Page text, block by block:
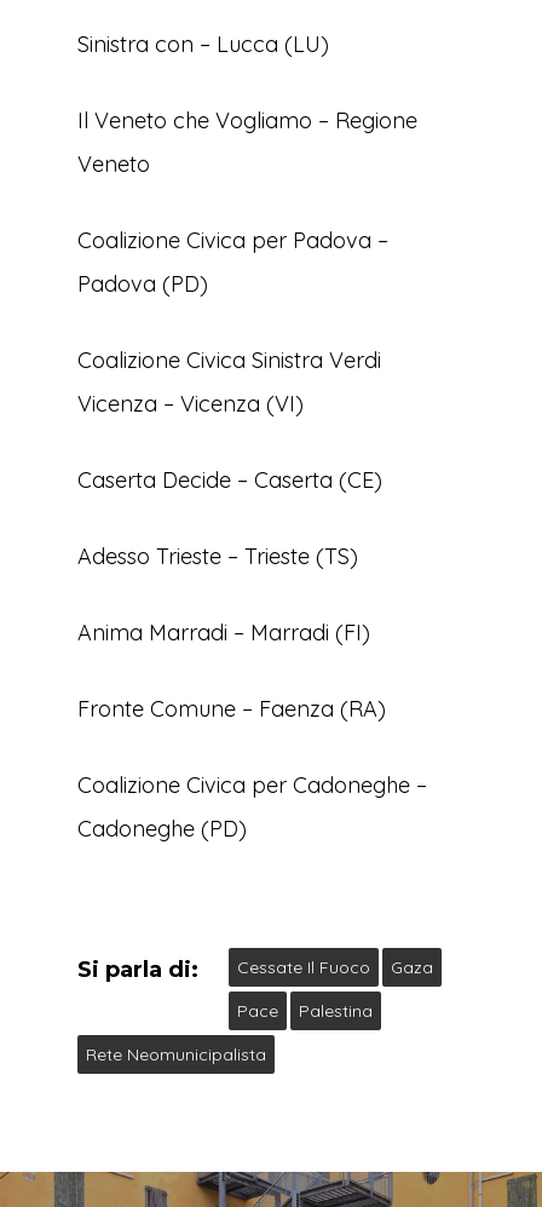
Sinistra con – Lucca (LU)
Il Veneto che Vogliamo – Regione
Veneto
Coalizione Civica per Padova –
Padova (PD)
Coalizione Civica Sinistra Verdi
Vicenza – Vicenza (VI)
Caserta Decide – Caserta (CE)
Adesso Trieste – Trieste (TS)
Anima Marradi – Marradi (FI)
Fronte Comune – Faenza (RA)
Coalizione Civica per Cadoneghe –
Cadoneghe (PD)
Si parla di: Cessate Il Fuoco
Gaza
Pace
Palestina
Rete Neomunicipalista